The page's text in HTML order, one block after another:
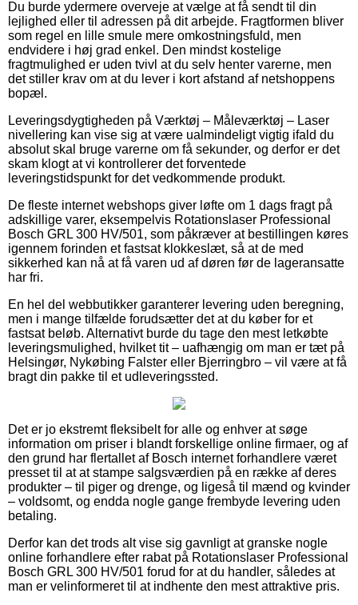
Du burde ydermere overveje at vælge at få sendt til din
lejlighed eller til adressen på dit arbejde. Fragtformen bliver
som regel en lille smule mere omkostningsfuld, men
endvidere i høj grad enkel. Den mindst kostelige
fragtmulighed er uden tvivl at du selv henter varerne, men
det stiller krav om at du lever i kort afstand af netshoppens
bopæl.
Leveringsdygtigheden på Værktøj – Måleværktøj – Laser
nivellering kan vise sig at være ualmindeligt vigtig ifald du
absolut skal bruge varerne om få sekunder, og derfor er det
skam klogt at vi kontrollerer det forventede
leveringstidspunkt for det vedkommende produkt.
De fleste internet webshops giver løfte om 1 dags fragt på
adskillige varer, eksempelvis Rotationslaser Professional
Bosch GRL 300 HV/501, som påkræver at bestillingen køres
igennem forinden et fastsat klokkeslæt, så at de med
sikkerhed kan nå at få varen ud af døren før de lageransatte
har fri.
En hel del webbutikker garanterer levering uden beregning,
men i mange tilfælde forudsætter det at du køber for et
fastsat beløb. Alternativt burde du tage den mest letkøbte
leveringsmulighed, hvilket tit – uafhængig om man er tæt på
Helsingør, Nykøbing Falster eller Bjerringbro – vil være at få
bragt din pakke til et udleveringssted.
Det er jo ekstremt fleksibelt for alle og enhver at søge
information om priser i blandt forskellige online firmaer, og af
den grund har flertallet af Bosch internet forhandlere været
presset til at at stampe salgsværdien på en række af deres
produkter – til piger og drenge, og ligeså til mænd og kvinder
– voldsomt, og endda nogle gange frembyde levering uden
betaling.
Derfor kan det trods alt vise sig gavnligt at granske nogle
online forhandlere efter rabat på Rotationslaser Professional
Bosch GRL 300 HV/501 forud for at du handler, således at
man er velinformeret til at indhente den mest attraktive pris.